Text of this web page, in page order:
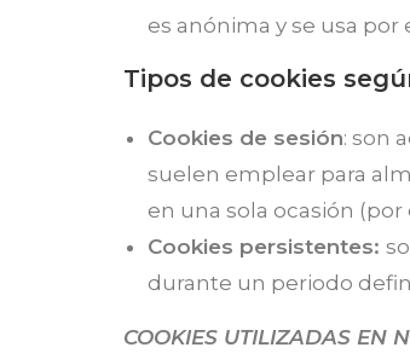
es anónima y se usa
Tipos de cookies
Cookies de sesión: son
suelen emplear para
en una sola ocasión
Cookies persistentes:
durante un periodo
COOKIES UTILIZADAS EN